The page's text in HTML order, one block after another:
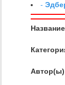
-
Автор(ы)